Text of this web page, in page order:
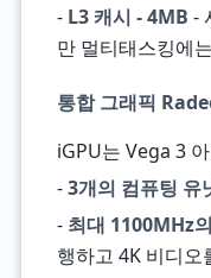
- L3 캐시 - 4MB -
만 멀티태스킹에
통합 그래픽
iGPU는 Vega 3
-3개의 컴퓨팅 유
- 최대 1100MHz
행하고 4K 비디오